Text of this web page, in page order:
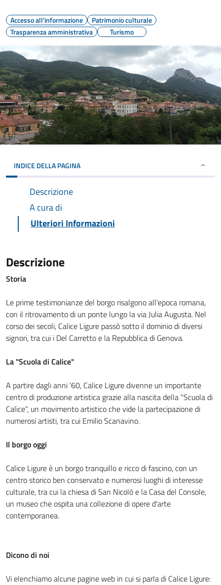
Accesso all'informazione
Patrimonio culturale
Trasparenza amministrativa
Turismo
INDICE DELLA PAGINA
Descrizione
A cura di
Ulteriori Informazioni
Descrizione
Storia
Le prime testimonianze del borgo risalgono all'epoca romana,
con il ritrovamento di un ponte lungo la via Julia Augusta. Nel
corso dei secoli, Calice Ligure passò sotto il dominio di diversi
signori, tra cui i Del Carretto e la Repubblica di Genova.
La "Scuola di Calice"
A partire dagli anni '60, Calice Ligure divenne un importante
centro di produzione artistica grazie alla nascita della "Scuola di
Calice", un movimento artistico che vide la partecipazione di
numerosi artisti, tra cui Emilio Scanavino.
Il borgo oggi
Calice Ligure è un borgo tranquillo e ricco di fascino, con un
centro storico ben conservato e numerosi luoghi di interesse
culturale, tra cui la chiesa di San Nicolò e la Casa del Console,
un museo che ospita una collezione di opere d'arte
contemporanea.
Dicono di noi
Vi elenchiamo alcune pagine web in cui si parla di Calice Ligure: